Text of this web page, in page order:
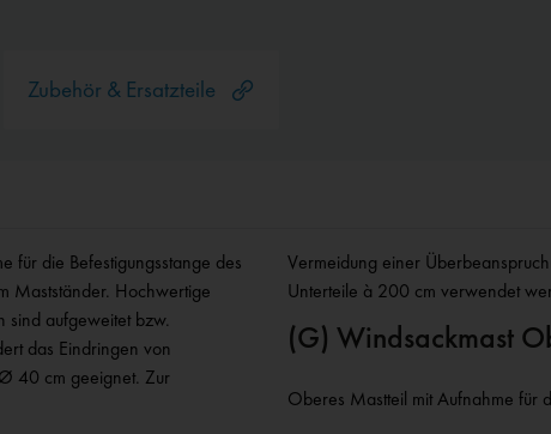
Zubehör & Ersatzteile
für die Befestigungsstange des
Mastständer. Hochwertige
aufgeweitet bzw.
das Eindringen von
40 cm geeignet. Zur
die Standard-Ober- und -
Unterteile à 200 cm verwendet
(G) Windsackmast
Oberes Mastteil mit Aufnahme für